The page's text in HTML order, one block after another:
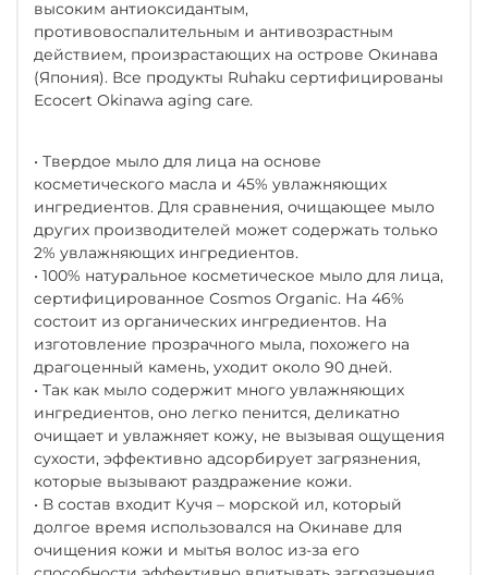
высоким антиоксидантым,
противовоспалительным и антивозрастным
действием, произрастающих на острове Окинава
(Япония). Все продукты Ruhaku сертифицированы
Ecocert Okinawa aging care.
• Твердое мыло для лица на основе
косметического масла и 45% увлажняющих
ингредиентов. Для сравнения, очищающее мыло
других производителей может содержать только
2% увлажняющих ингредиентов.
• 100% натуральное косметическое мыло для лица,
сертифицированное Cosmos Organic. На 46%
состоит из органических ингредиентов. На
изготовление прозрачного мыла, похожего на
драгоценный камень, уходит около 90 дней.
• Так как мыло содержит много увлажняющих
ингредиентов, оно легко пенится, деликатно
очищает и увлажняет кожу, не вызывая ощущения
сухости, эффективно адсорбирует загрязнения,
которые вызывают раздражение кожи.
• В состав входит Кучя – морской ил, который
долгое время использовался на Окинаве для
очищения кожи и мытья волос из-за его